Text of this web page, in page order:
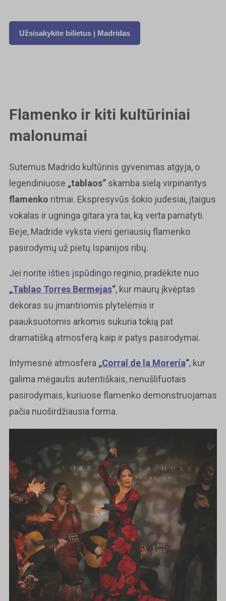
Užsisakykite bilietus į Madridas
Flamenko ir kiti kultūriniai
malonumai
Sutemus Madrido kultūrinis gyvenimas atgyja, o
legendiniuose „tablaos“ skamba sielą virpinantys
flamenko ritmai. Ekspresyvūs šokio judesiai, įtaigus
vokalas ir ugninga gitara yra tai, ką verta pamatyti.
Beje, Madride vyksta vieni geriausių flamenko
pasirodymų už pietų Ispanijos ribų.
Jei norite išties įspūdingo reginio, pradėkite nuo
„Tablao Torres Bermejas“, kur maurų įkvėptas
dekoras su įmantriomis plytelėmis ir
paauksuotomis arkomis sukuria tokią pat
dramatišką atmosferą kaip ir patys pasirodymai.
Intymesnė atmosfera „Corral de la Morería“, kur
galima mėgautis autentiškais, nenušlifuotais
pasirodymais, kuriuose flamenko demonstruojamas
pačia nuoširdžiausia forma.